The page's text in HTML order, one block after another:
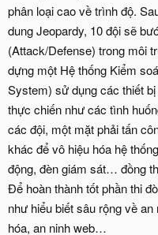
phân loại cao về trình độ.
dung Jeopardy, 10 đội sẽ
(Attack/Defense) trong môi
dựng một Hệ thống Kiểm
System) sử dụng các thiết
thực chiến như các tình
các đội, một mặt phải tấn
khác để vô hiệu hóa hệ
động, đèn giám sát… đồng
Để hoàn thành tốt phần thi
như hiểu biết sâu rộng về
hóa, an ninh web…